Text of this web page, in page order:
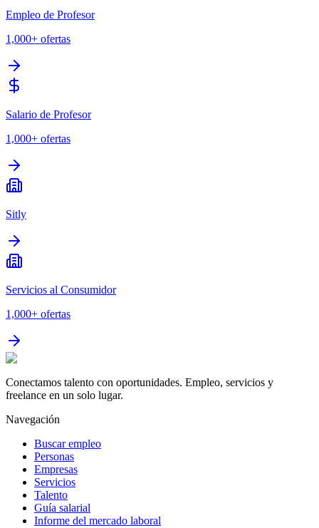
Empleo de Profesor
1,000+ ofertas
Salario de Profesor
1,000+ ofertas
Sitly
Servicios al Consumidor
1,000+ ofertas
Conectamos talento con oportunidades. Empleo, servicios y
freelance en un solo lugar.
Navegación
Buscar empleo
Personas
Empresas
Servicios
Talento
Guía salarial
Informe del mercado laboral